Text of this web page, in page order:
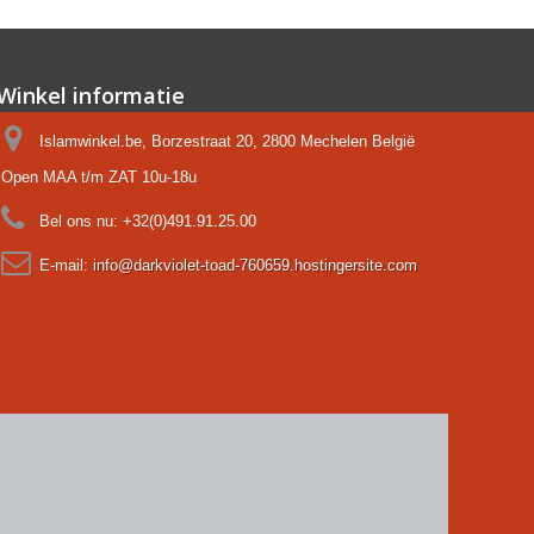
informatie
Islamwinkel.be, Borzestraat 20, 2800 Mechelen België
Open MAA t/m ZAT 10u-18u
Bel ons nu: +32(0)491.91.25.00
E-mail: info@darkviolet-toad-760659.hostingersite.com